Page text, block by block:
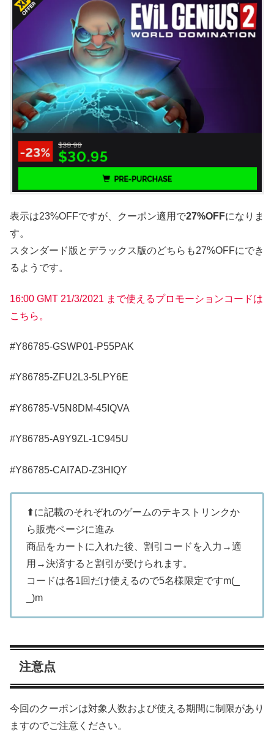
表示は23%OFFですが、クーポン適用で27%OFFになりま
す。
スタンダード版とデラックス版のどちらも27%OFFにでき
るようです。
16:00 GMT 21/3/2021 まで使えるプロモーションコードは
こちら。
#Y86785-GSWP01-P55PAK
#Y86785-ZFU2L3-5LPY6E
#Y86785-V5N8DM-45IQVA
#Y86785-A9Y9ZL-1C945U
#Y86785-CAI7AD-Z3HIQY
⬆に記載のそれぞれのゲームのテキストリンクか
ら販売ページに進み
商品をカートに入れた後、割引コードを入力→適
用→決済すると割引が受けられます。
コードは各1回だけ使えるので5名様限定ですm(_
_)m
注意点
今回のクーポンは対象人数および使える期間に制限があり
ますのでご注意ください。